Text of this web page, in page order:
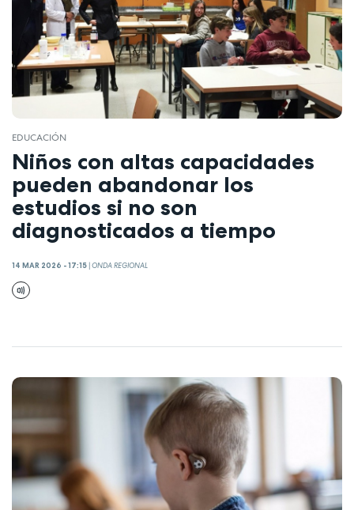
EDUCACIÓN
Niños con altas capacidades
pueden abandonar los
estudios si no son
diagnosticados a tiempo
14 MAR 2026 - 17:15 |ONDA REGIONAL